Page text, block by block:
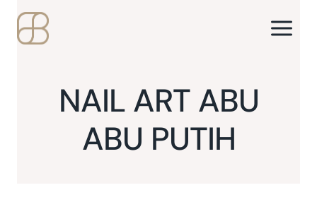
content
NAIL ART ABU
ABU PUTIH